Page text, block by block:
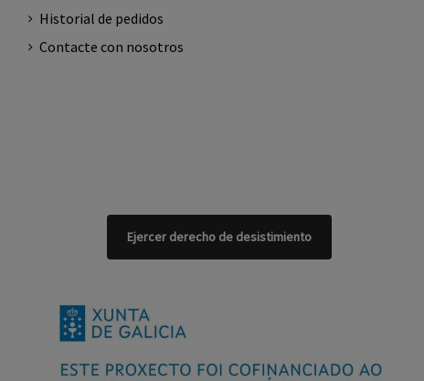
Historial de pedidos
Contacte con nosotros
Ejercer derecho de desistimiento